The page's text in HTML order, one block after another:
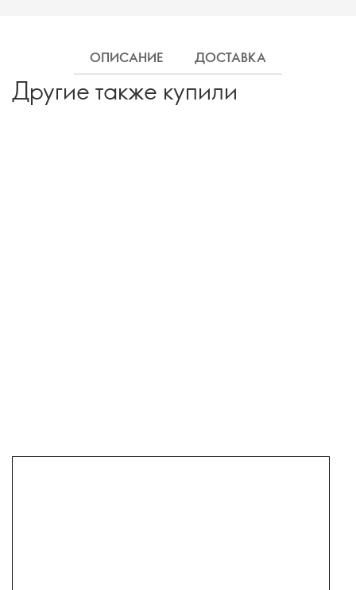
ОПИСАНИЕ ДОСТАВКА
Другие также купили